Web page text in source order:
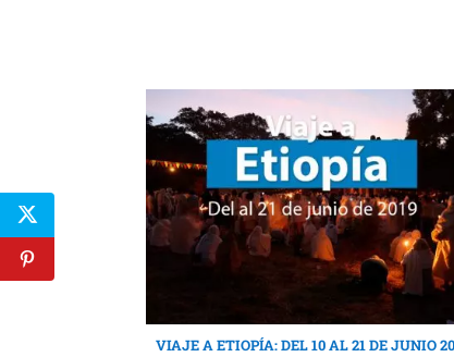
VIAJE A ETIOPÍA: DEL 10 AL 21 DE JUNIO